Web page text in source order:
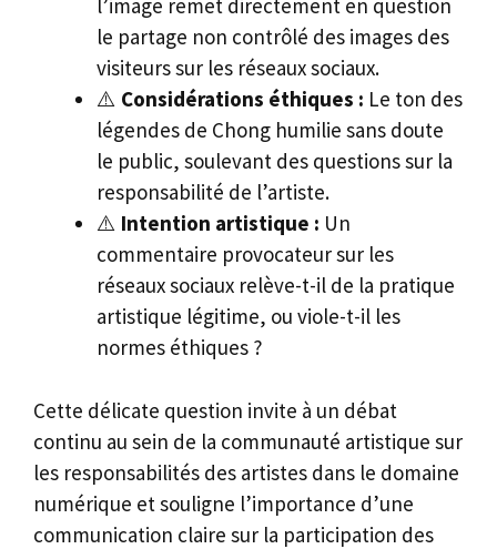
l’image remet directement en question
le partage non contrôlé des images des
visiteurs sur les réseaux sociaux.
⚠️ Considérations éthiques : Le ton des
légendes de Chong humilie sans doute
le public, soulevant des questions sur la
responsabilité de l’artiste.
⚠️ Intention artistique : Un
commentaire provocateur sur les
réseaux sociaux relève-t-il de la pratique
artistique légitime, ou viole-t-il les
normes éthiques ?
Cette délicate question invite à un débat
continu au sein de la communauté artistique sur
les responsabilités des artistes dans le domaine
numérique et souligne l’importance d’une
communication claire sur la participation des